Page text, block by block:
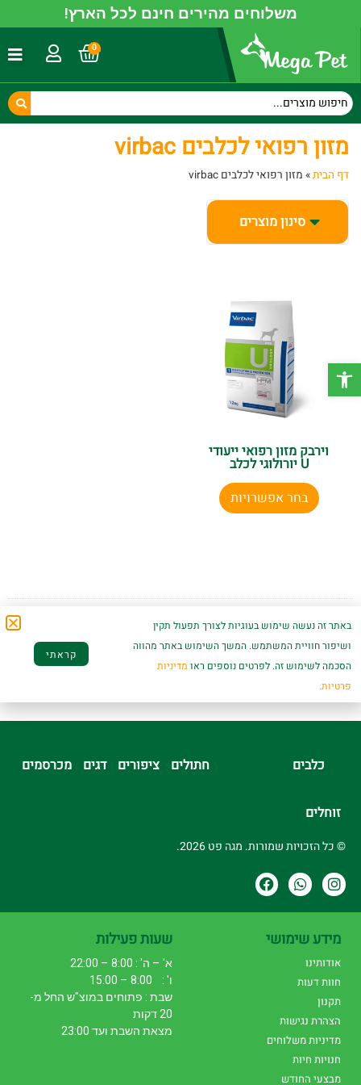
פתח סרגל נגישות
משלוחים מהירים חינם לכל הארץ!
0
מזון רפואי לכלבים virbac
דף הבית» מזון רפואי לכלבים virbac
סינון מוצרים
וירבק מזון רפואי ייעודי
U יורולוגי לכלב
בחר אפשרויות
Average rating:
4.89 -
44
reviews דרגו אותנו!
כלבים חתולים ציפורים דגים מכרסמים
זוחלים
© כל הזכויות שמורות. מגה פט 2026.
מידע שימושי
אודותינו
חוות דעות
תקנון
הצהרת נגישות
מדיניות משלוחים
חנויות חיות
מבצעי החודש
שעות פעילות
א' – ה' : 8:00 – 22:00
ו' : 8:00 – 15:00
שבת : פתוחים במוצ"ש החל מ-
20 דקות
מצאת השבת ועד 23:00
באתר זה נעשה שימוש בעוגיות לצורך תפעול תקין
ושיפור חוויית המשתמש. המשך השימוש באתר מהווה
הסכמה לשימוש זה. לפרטים נוספים ראו מדיניות
פרטיות.
קראתי